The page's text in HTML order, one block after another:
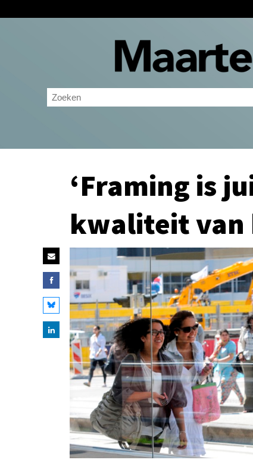
‘Framing is
kwaliteit van